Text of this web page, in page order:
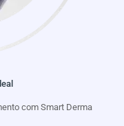
com Smart Derma